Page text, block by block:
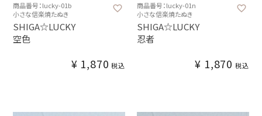
商品番号：lucky-01b
小さな信楽焼たぬき
SHIGA☆LUCKY
空色
¥ 1,870 税込
商品番号：lucky-01n
小さな信楽焼たぬき
SHIGA☆LUCKY
忍者
¥ 1,870 税込